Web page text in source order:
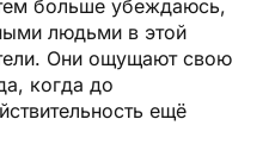
больше убеждаюсь,
людьми в этой
Они ощущают свою
когда до
ещё